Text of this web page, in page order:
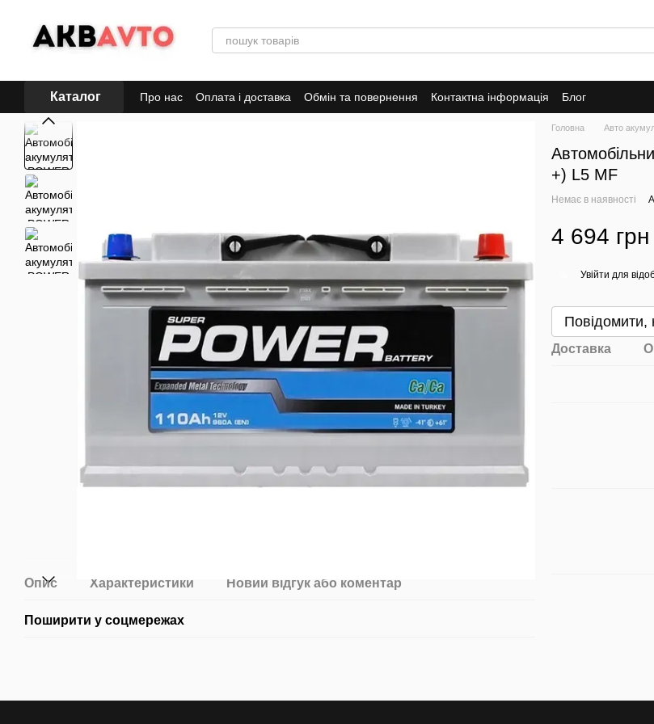
Каталог Про нас Оплата і доставка Обмін та повернення Контактна інформація Блог
Опис Характеристики Новий відгук або коментар
Поширити у соцмережах
Головна Авто
+) L5 MF
Немає в наявності
4 694 грн
Увійти для
Повідомити,
Доставка